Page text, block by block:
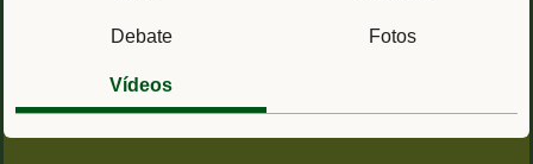
Debate Fotos
Vídeos